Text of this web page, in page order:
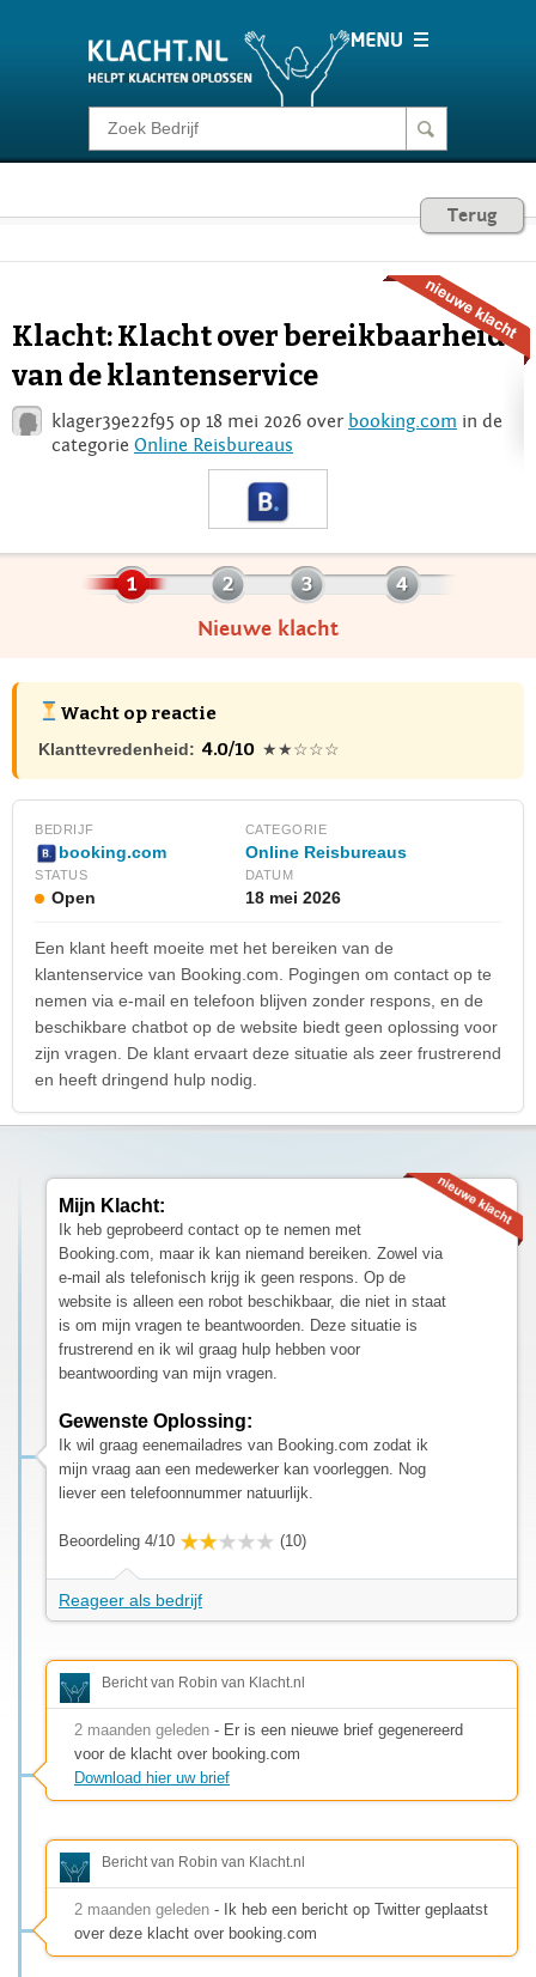
Klacht melden
Consumentenrecht
Voor Bedrijven
Login
Terug
Klacht: Klacht over bereikbaarheid
van de klantenservice
klager39e22f95 op 18 mei 2026 over booking.com in de
categorie Online Reisbureaus
Nieuwe klacht
Wacht op reactie
Klanttevredenheid: 4.0/10 ★★☆☆☆
BEDRIJF
booking.com
CATEGORIE
Online Reisbureaus
STATUS
Open
DATUM
18 mei 2026
Een klant heeft moeite met het bereiken van de
klantenservice van Booking.com. Pogingen om contact op te
nemen via e-mail en telefoon blijven zonder respons, en de
beschikbare chatbot op de website biedt geen oplossing voor
zijn vragen. De klant ervaart deze situatie als zeer frustrerend
en heeft dringend hulp nodig.
Mijn Klacht:
Ik heb geprobeerd contact op te nemen met
Booking.com, maar ik kan niemand bereiken. Zowel via
e-mail als telefonisch krijg ik geen respons. Op de
website is alleen een robot beschikbaar, die niet in staat
is om mijn vragen te beantwoorden. Deze situatie is
frustrerend en ik wil graag hulp hebben voor
beantwoording van mijn vragen.
Gewenste Oplossing:
Ik wil graag eenemailadres van Booking.com zodat ik
mijn vraag aan een medewerker kan voorleggen. Nog
liever een telefoonnummer natuurlijk.
Beoordeling 4/10 (10)
Reageer als bedrijf
Bericht van Robin van Klacht.nl
2 maanden geleden - Er is een nieuwe brief gegenereerd
voor de klacht over booking.com
Download hier uw brief
Bericht van Robin van Klacht.nl
2 maanden geleden - Ik heb een bericht op Twitter geplaatst
over deze klacht over booking.com